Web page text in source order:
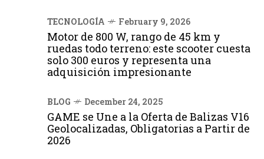
TECNOLOGÍA February 9, 2026
Motor de 800 W, rango de 45 km y
ruedas todo terreno: este scooter cuesta
solo 300 euros y representa una
adquisición impresionante
BLOG December 24, 2025
GAME se Une a la Oferta de Balizas V16
Geolocalizadas, Obligatorias a Partir de
2026